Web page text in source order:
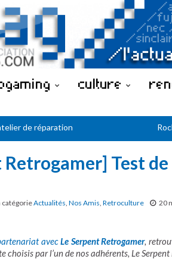
culture
de réparation
Retrogamer] Test
catégorieActualités, Nos Amis, Retroculture 20
avecLe Serpent Retrogamer,
choisis par l’un de nos adhérents, Le